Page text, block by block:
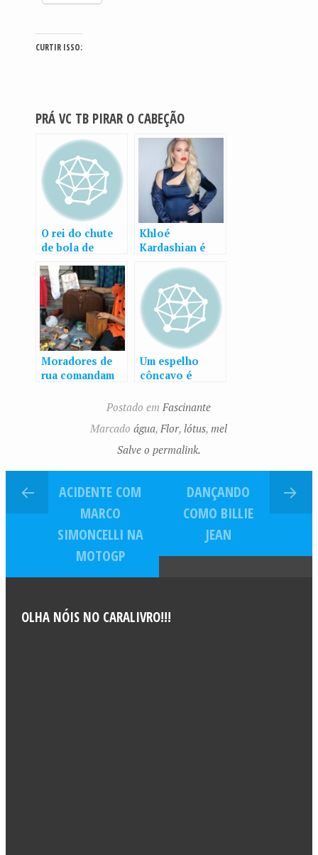
CURTIR ISSO:
PRÁ VC TB PIRAR O CABEÇÃO
O rei do chute
de bola de
americano
Khloé
Kardashian é
famosa que vai
comer placenta.
Mas é saudável?
Moradores de
rua comandam
Um espelho
côncavo é
Postado emFascinante
Marcadoágua,Flor,lótus,mel
Salve o permalink.
ACIDENTE COM
MARCO
SIMONCELLI NA
MOTOGP
DANÇANDO
COMO BILLIE
JEAN
OLHA NÓIS NO CARALIVRO!!!